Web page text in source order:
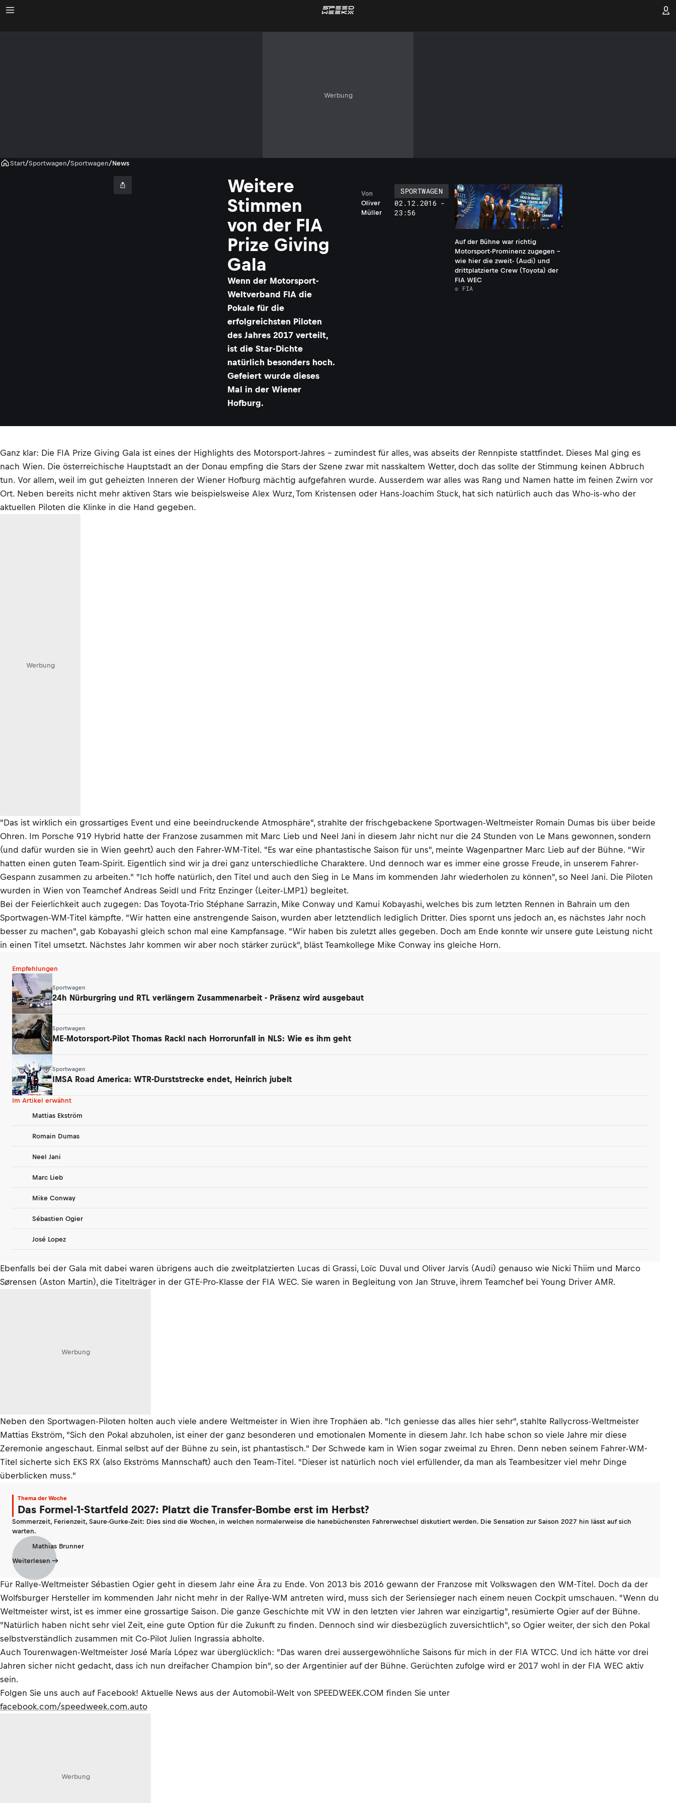
Werbung
Start/Sportwagen/Sportwagen/News
Weitere
Stimmen
von der FIA
Prize Giving
Gala
Wenn der Motorsport-
Weltverband FIA die
Pokale für die
erfolgreichsten Piloten
des Jahres 2017 verteilt,
ist die Star-Dichte
natürlich besonders hoch.
Gefeiert wurde dieses
Mal in der Wiener
Hofburg.
Oliver
Müller
Von
SPORTWAGEN
02.12.2016 -
23:56
Auf der Bühne war richtig
Motorsport-Prominenz zugegen -
wie hier die zweit- (Audi) und
drittplatzierte Crew (Toyota) der
FIA WEC
© FIA
Ganz klar: Die FIA Prize Giving Gala ist eines der Highlights des Motorsport-Jahres – zumindest für alles, was abseits der Rennpiste stattfindet. Dieses Mal ging es
nach Wien. Die österreichische Hauptstadt an der Donau empfing die Stars der Szene zwar mit nasskaltem Wetter, doch das sollte der Stimmung keinen Abbruch
tun. Vor allem, weil im gut geheizten Inneren der Wiener Hofburg mächtig aufgefahren wurde. Ausserdem war alles was Rang und Namen hatte im feinen Zwirn vor
Ort. Neben bereits nicht mehr aktiven Stars wie beispielsweise Alex Wurz, Tom Kristensen oder Hans-Joachim Stuck, hat sich natürlich auch das Who-is-who der
aktuellen Piloten die Klinke in die Hand gegeben.
Werbung
"Das ist wirklich ein grossartiges Event und eine beeindruckende Atmosphäre", strahlte der frischgebackene Sportwagen-Weltmeister Romain Dumas bis über beide
Ohren. Im Porsche 919 Hybrid hatte der Franzose zusammen mit Marc Lieb und Neel Jani in diesem Jahr nicht nur die 24 Stunden von Le Mans gewonnen, sondern
(und dafür wurden sie in Wien geehrt) auch den Fahrer-WM-Titel. "Es war eine phantastische Saison für uns", meinte Wagenpartner Marc Lieb auf der Bühne. "Wir
hatten einen guten Team-Spirit. Eigentlich sind wir ja drei ganz unterschiedliche Charaktere. Und dennoch war es immer eine grosse Freude, in unserem Fahrer-
Gespann zusammen zu arbeiten." "Ich hoffe natürlich, den Titel und auch den Sieg in Le Mans im kommenden Jahr wiederholen zu können", so Neel Jani. Die Piloten
wurden in Wien von Teamchef Andreas Seidl und Fritz Enzinger (Leiter-LMP1) begleitet.
Bei der Feierlichkeit auch zugegen: Das Toyota-Trio Stéphane Sarrazin, Mike Conway und Kamui Kobayashi, welches bis zum letzten Rennen in Bahrain um den
Sportwagen-WM-Titel kämpfte. "Wir hatten eine anstrengende Saison, wurden aber letztendlich lediglich Dritter. Dies spornt uns jedoch an, es nächstes Jahr noch
besser zu machen", gab Kobayashi gleich schon mal eine Kampfansage. "Wir haben bis zuletzt alles gegeben. Doch am Ende konnte wir unsere gute Leistung nicht
in einen Titel umsetzt. Nächstes Jahr kommen wir aber noch stärker zurück", bläst Teamkollege Mike Conway ins gleiche Horn.
Empfehlungen
Sportwagen
24h Nürburgring und RTL verlängern Zusammenarbeit - Präsenz wird ausgebaut
Sportwagen
ME-Motorsport-Pilot Thomas Rackl nach Horrorunfall in NLS: Wie es ihm geht
Sportwagen
IMSA Road America: WTR-Durststrecke endet, Heinrich jubelt
Im Artikel erwähnt
Mattias Ekström
Romain Dumas
Neel Jani
Marc Lieb
Mike Conway
Sébastien Ogier
José Lopez
Ebenfalls bei der Gala mit dabei waren übrigens auch die zweitplatzierten Lucas di Grassi, Loïc Duval und Oliver Jarvis (Audi) genauso wie Nicki Thiim und Marco
Sørensen (Aston Martin), die Titelträger in der GTE-Pro-Klasse der FIA WEC. Sie waren in Begleitung von Jan Struve, ihrem Teamchef bei Young Driver AMR.
Werbung
Neben den Sportwagen-Piloten holten auch viele andere Weltmeister in Wien ihre Trophäen ab. "Ich geniesse das alles hier sehr", stahlte Rallycross-Weltmeister
Mattias Ekström, "Sich den Pokal abzuholen, ist einer der ganz besonderen und emotionalen Momente in diesem Jahr. Ich habe schon so viele Jahre mir diese
Zeremonie angeschaut. Einmal selbst auf der Bühne zu sein, ist phantastisch." Der Schwede kam in Wien sogar zweimal zu Ehren. Denn neben seinem Fahrer-WM-
Titel sicherte sich EKS RX (also Ekströms Mannschaft) auch den Team-Titel. "Dieser ist natürlich noch viel erfüllender, da man als Teambesitzer viel mehr Dinge
überblicken muss."
Thema der Woche
Das Formel-1-Startfeld 2027: Platzt die Transfer-Bombe erst im Herbst?
Sommerzeit, Ferienzeit, Saure-Gurke-Zeit: Dies sind die Wochen, in welchen normalerweise die hanebüchensten Fahrerwechsel diskutiert werden. Die Sensation zur Saison 2027 hin lässt auf sich
warten.
Mathias Brunner
Weiterlesen
Für Rallye-Weltmeister Sébastien Ogier geht in diesem Jahr eine Ära zu Ende. Von 2013 bis 2016 gewann der Franzose mit Volkswagen den WM-Titel. Doch da der
Wolfsburger Hersteller im kommenden Jahr nicht mehr in der Rallye-WM antreten wird, muss sich der Seriensieger nach einem neuen Cockpit umschauen. "Wenn du
Weltmeister wirst, ist es immer eine grossartige Saison. Die ganze Geschichte mit VW in den letzten vier Jahren war einzigartig", resümierte Ogier auf der Bühne.
"Natürlich haben nicht sehr viel Zeit, eine gute Option für die Zukunft zu finden. Dennoch sind wir diesbezüglich zuversichtlich", so Ogier weiter, der sich den Pokal
selbstverständlich zusammen mit Co-Pilot Julien Ingrassia abholte.
Auch Tourenwagen-Weltmeister José María López war überglücklich: "Das waren drei aussergewöhnliche Saisons für mich in der FIA WTCC. Und ich hätte vor drei
Jahren sicher nicht gedacht, dass ich nun dreifacher Champion bin", so der Argentinier auf der Bühne. Gerüchten zufolge wird er 2017 wohl in der FIA WEC aktiv
sein.
Folgen Sie uns auch auf Facebook! Aktuelle News aus der Automobil-Welt von SPEEDWEEK.COM finden Sie unter
facebook.com/speedweek.com.auto
Werbung